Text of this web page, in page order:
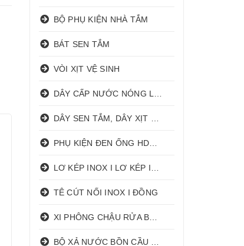
BỘ PHỤ KIỆN NHÀ TẮM
BÁT SEN TẮM
VÒI XỊT VỆ SINH
TÊ CÚT NỐI INOX I ĐỒNG